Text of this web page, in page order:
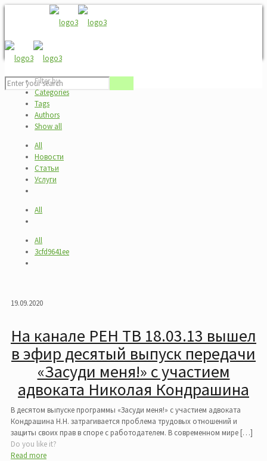
Filter by
Categories
Tags
Authors
Show all
All
Новости
Статьи
Услуги
All
All
3cfd9641ee
19.09.2020
На канале РЕН ТВ 18.03.13 вышел
в эфир десятый выпуск передачи
«Засуди меня!» с участием
адвоката Николая Кондрашина
В десятом выпуске программы «Засуди меня!» с участием адвоката
Кондрашина Н.Н. затрагивается проблема трудовых отношений и
защиты своих прав в споре с работодателем. В современном мире […]
Do you like it?
Read more